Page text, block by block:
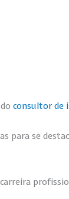
doconsultor de
para se